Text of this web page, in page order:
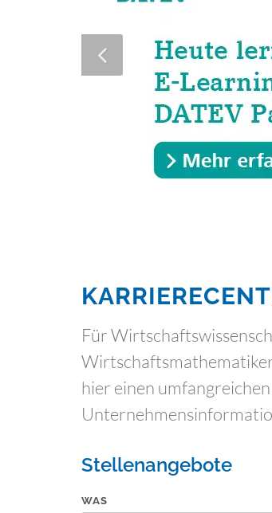
Für
hier einen
Stellenangebote
WAS